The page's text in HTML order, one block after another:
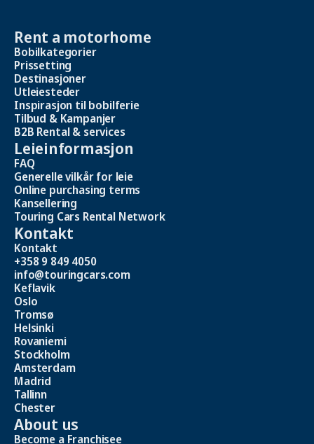
Rent a motorhome
Bobilkategorier
Prissetting
Destinasjoner
Utleiesteder
Inspirasjon til bobilferie
Tilbud & Kampanjer
B2B Rental & services
Leieinformasjon
FAQ
Generelle vilkår for leie
Online purchasing terms
Kansellering
Touring Cars Rental Network
Kontakt
Kontakt
+358 9 849 4050
info@touringcars.com
Keflavik
Oslo
Tromsø
Helsinki
Rovaniemi
Stockholm
Amsterdam
Madrid
Tallinn
Chester
About us
Become a Franchisee